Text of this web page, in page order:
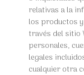
relativas a la
los productos
través del sitio
personales,
legales
cualquier otra